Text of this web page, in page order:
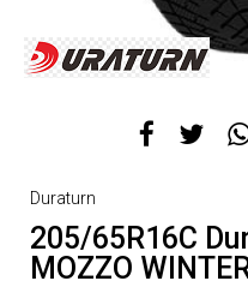
Duraturn
205/65R16C
MOZZO